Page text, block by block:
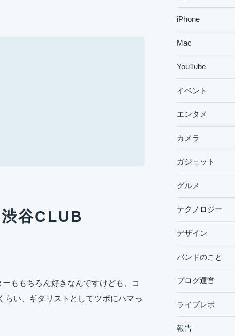
谷CLUB
ももちろん好きなんですけども、コ
らい、ギタリストとしてツボにハマっ
iPhone
Mac
YouTube
イベント
エンタメ
カメラ
ガジェット
グルメ
テクノロジー
デザイン
バンドのこと
ブログ運営
ライブレポ
報告